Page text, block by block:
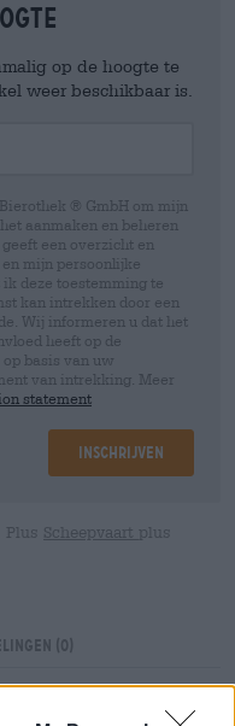
op de hoogte te
weer beschikbaar is.
® GmbH om mijn
aanmaken en beheren
een overzicht en
mijn persoonlijke
deze toestemming te
kan intrekken door een
Wij informeren u dat het
heeft op de
basis van uw
van intrekking. Meer
statement
Inschrijven
Scheepvaart plus
(0)